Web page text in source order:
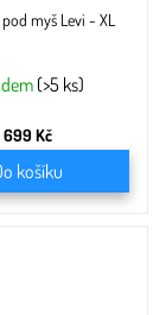
myš Levi - XL
(>5 ks)
699 Kč
košíku